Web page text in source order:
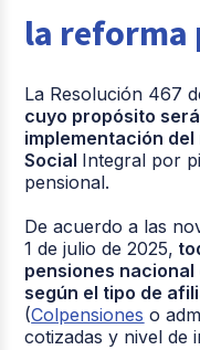
Planilla M
No
para
la reforma
La Resolución 467
cuyo propósito
implementación
Social Integral por
pensional.
De acuerdo a las
1 de julio de 2025,
pensiones
según el tipo de
(Colpensiones o
cotizadas y nivel de